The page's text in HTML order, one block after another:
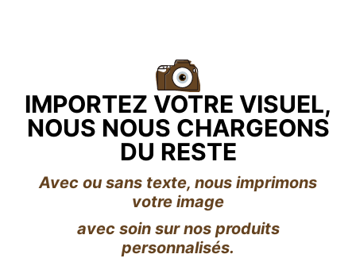
IMPORTEZ VOTRE VISUEL,
NOUS NOUS CHARGEONS
DU RESTE
Avec ou sans texte, nous imprimons
votre image
avec soin sur nos produits
personnalisés.